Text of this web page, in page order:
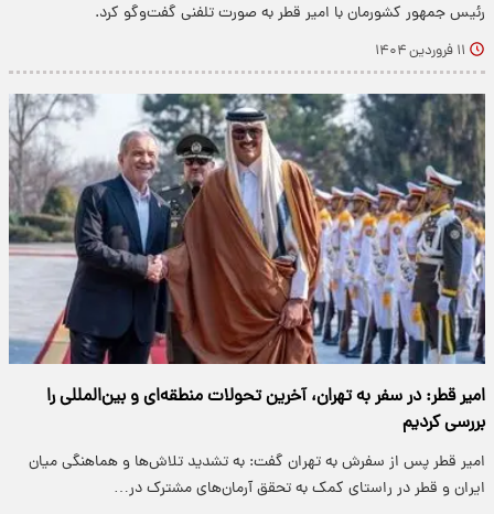
رئیس جمهور کشورمان با امیر قطر به صورت تلفنی گفت‌وگو کرد.
۱۱ فروردین ۱۴۰۴
امیر قطر: در سفر به تهران، آخرین تحولات منطقه‌ای و بین‌المللی را
بررسی کردیم
امیر قطر پس از سفرش به تهران گفت: به تشدید تلاش‌ها و هماهنگی میان
ایران و قطر در راستای کمک به تحقق آرمان‌های مشترک در…